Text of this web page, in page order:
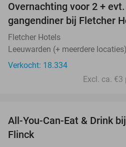
Overnachting voor 2 +
gangendiner bij Fletcher
Fletcher Hotels
Leeuwarden (+ meerdere locaties)
Verkocht: 18.334
Excl. ca.
All-You-Can-Eat & Drink
Flinck